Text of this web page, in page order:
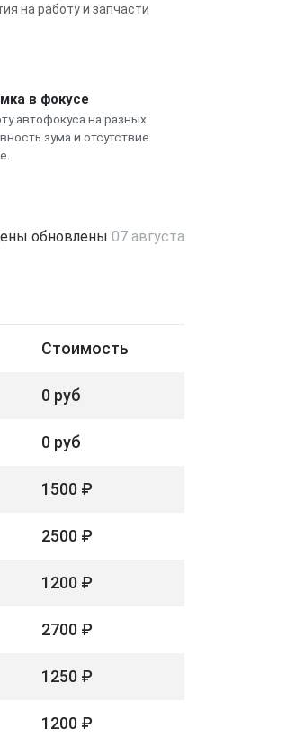
на работу и запчасти
в фокусе
автофокуса на разных
зума и отсутствие
обновлены 07 августа
Стоимость
0 руб
0 руб
1500 ₽
2500 ₽
1200 ₽
2700 ₽
1250 ₽
1200 ₽